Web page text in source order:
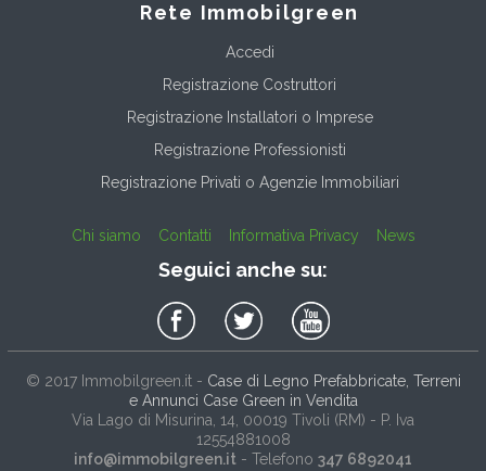
Rete Immobilgreen
Accedi
Registrazione Costruttori
Registrazione Installatori o Imprese
Registrazione Professionisti
Registrazione Privati o Agenzie Immobiliari
Chi siamo Contatti Informativa Privacy News
Seguici anche su:
© 2017 Immobilgreen.it- Case di Legno Prefabbricate, Terreni
e Annunci Case Green in Vendita
Via Lago di Misurina, 14 , 00019 Tivoli (RM) - P. Iva
12554881008
info@immobilgreen.it - Telefono 347 6892041